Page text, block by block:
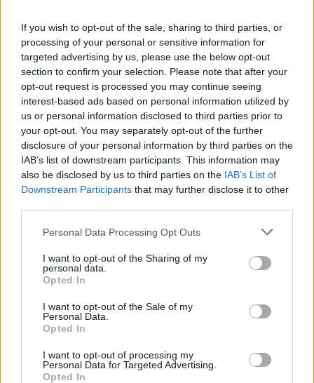
If you wish to opt-out of the sale, sharing to third parties, or
processing of your personal or sensitive information for
targeted advertising by us, please use the below opt-out
section to confirm your selection. Please note that after your
opt-out request is processed you may continue seeing
interest-based ads based on personal information utilized by
us or personal information disclosed to third parties prior to
your opt-out. You may separately opt-out of the further
disclosure of your personal information by third parties on the
IAB’s list of downstream participants. This information may
also be disclosed by us to third parties on the IAB’s List of
Downstream Participants that may further disclose it to other
Personal Data Processing Opt Outs
I want to opt-out of the Sharing of my
personal data.
Opted In
I want to opt-out of the Sale of my
Personal Data.
Opted In
I want to opt-out of processing my
Personal Data for Targeted Advertising.
Opted In
Vitorlavirág – Így lesz gyönyörű
a te lakásodban is
ÉLŐ BOLYGÓNK Lonkay Márta 4 perc